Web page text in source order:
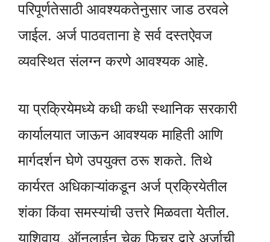
परिपूर्णतेसाठी आवश्यकतेनुसार जाड ठरवले
जाईल. अर्ज पाठवताना हे सर्व दस्तऐवज
व्यवस्थित संलग्न करणे आवश्यक आहे.
या प्रक्रियेमध्ये कधी कधी स्थानिक सरकारी
कार्यालयात जाऊन आवश्यक माहिती आणि
मार्गदर्शन घेणे उपयुक्त ठरू शकते. तिथे
कार्यरत अधिकाऱ्यांकडून अर्ज प्रक्रियेतील
शंका किंवा समस्यांची उत्तरे मिळवता येतील.
याशिवाय, ऑनलाईन चेक फिचर द्वारे अर्जाची